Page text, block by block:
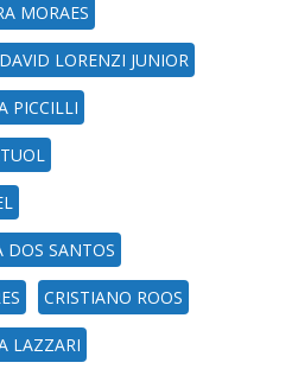
MORAES
DAVID LORENZI JUNIOR
PICCILLI
DOS SANTOS
CRISTIANO ROOS
LAZZARI